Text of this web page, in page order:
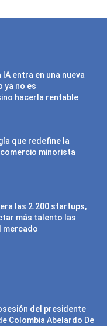
entra en una nueva
ya no es
hacerla rentable
que redefine la
minorista
las 2.200 startups,
más talento las
mercado
del presidente
Colombia Abelardo De